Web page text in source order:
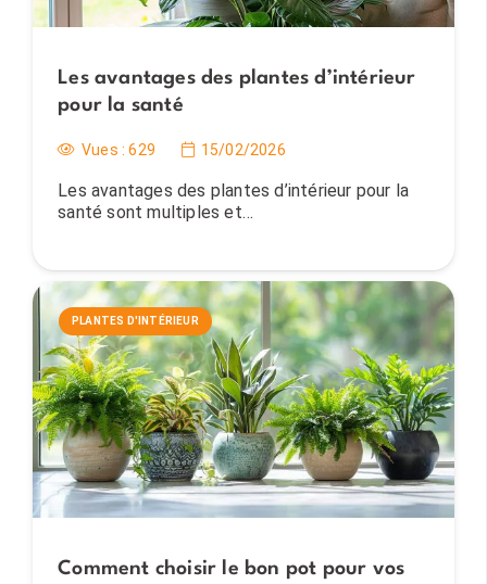
Les avantages des plantes d’intérieur
pour la santé
Vues :629 15/02/2026
Les avantages des plantes d’intérieur pour la
santé sont multiples et…
PLANTES D'INTÉRIEUR
Comment choisir le bon pot pour vos